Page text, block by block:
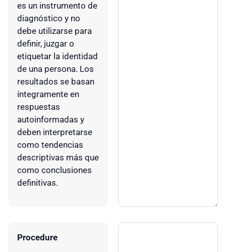
es un instrumento de
diagnóstico y no
debe utilizarse para
definir, juzgar o
etiquetar la identidad
de una persona. Los
resultados se basan
íntegramente en
respuestas
autoinformadas y
deben interpretarse
como tendencias
descriptivas más que
como conclusiones
definitivas.
Procedure